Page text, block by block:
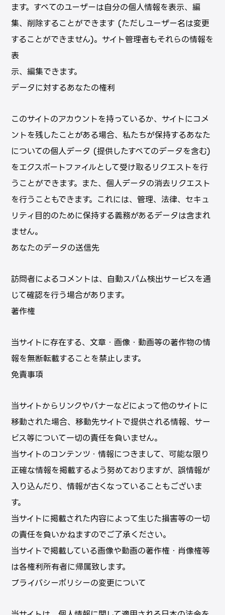
ます。すべてのユーザーは⾃分の個⼈情報を表⽰、編
集、削除することができます (ただしユーザー名は変更
することができません)。サイト管理者もそれらの情報を
表
⽰、編集できます。
データに対するあなたの権利
このサイトのアカウントを持っているか、サイトにコメ
ントを残したことがある場合、私たちが保持するあなた
についての個⼈データ (提供したすべてのデータを含む)
をエクスポートファイルとして受け取るリクエストを⾏
うことができます。また、個⼈データの消去リクエスト
を⾏うこともできます。これには、管理、法律、セキュ
リティ⽬的のために保持する義務があるデータは含まれ
ません。
あなたのデータの送信先
訪問者によるコメントは、⾃動スパム検出サービスを通
じて確認を⾏う場合があります。
著作権
当サイトに存在する、⽂章・画像・動画等の著作物の情
報を無断転載することを禁⽌します。
免責事項
当サイトからリンクやバナーなどによって他のサイトに
移動された場合、移動先サイトで提供される情報、サー
ビス等について⼀切の責任を負いません。
当サイトのコンテンツ・情報につきまして、可能な限り
正確な情報を掲載するよう努めておりますが、誤情報が
⼊り込んだり、情報が古くなっていることもございま
す。
当サイトに掲載された内容によって⽣じた損害等の⼀切
の責任を負いかねますのでご了承ください。
当サイトで掲載している画像や動画の著作権・肖像権等
は各権利所有者に帰属致します。
プライバシーポリシーの変更について